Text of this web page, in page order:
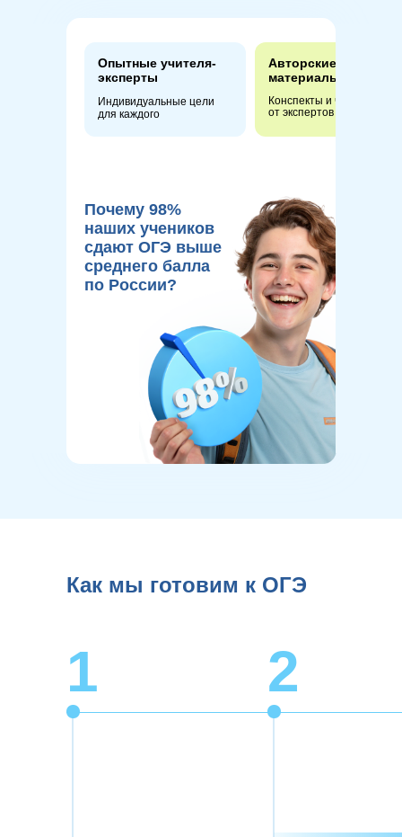
Опытные учителя-
эксперты
Конспекты и чек-листы
от экспертов
Индивидуальные цели
для каждого
Авторские
материалы
Почему 98%
наших учеников
сдают ОГЭ выше
среднего балла
по России?
Как мы готовим к ОГЭ
2
1